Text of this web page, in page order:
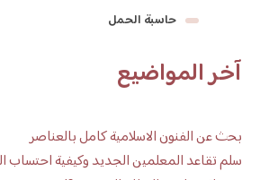
حاسبة الحمل
آخر المواضيع
بحث عن الفنون الاسلامية كامل بالعناصر
سلم تقاعد المعلمين الجديد وكيفية احتساب